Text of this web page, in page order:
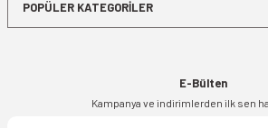
POPÜLER KATEGORİLER
E-Bülten
Kampanya ve indirimlerden ilk sen